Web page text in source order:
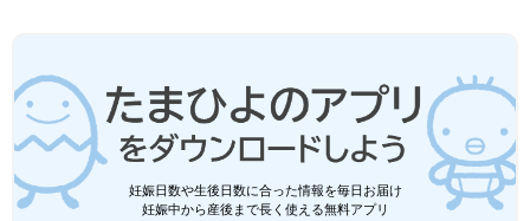
ゲットしてみてくださいね。
(文・水川ちさ)
●記事内容でご紹介している投稿、リンク先は、削除される場合
があります。あらかじめご了承ください。
●記事の内容は2024年8月の情報で、現在と異なる場合がありま
妊娠日数や生後日数に合った情報を毎日お届け
妊娠中から産後まで長く使える無料アプリ